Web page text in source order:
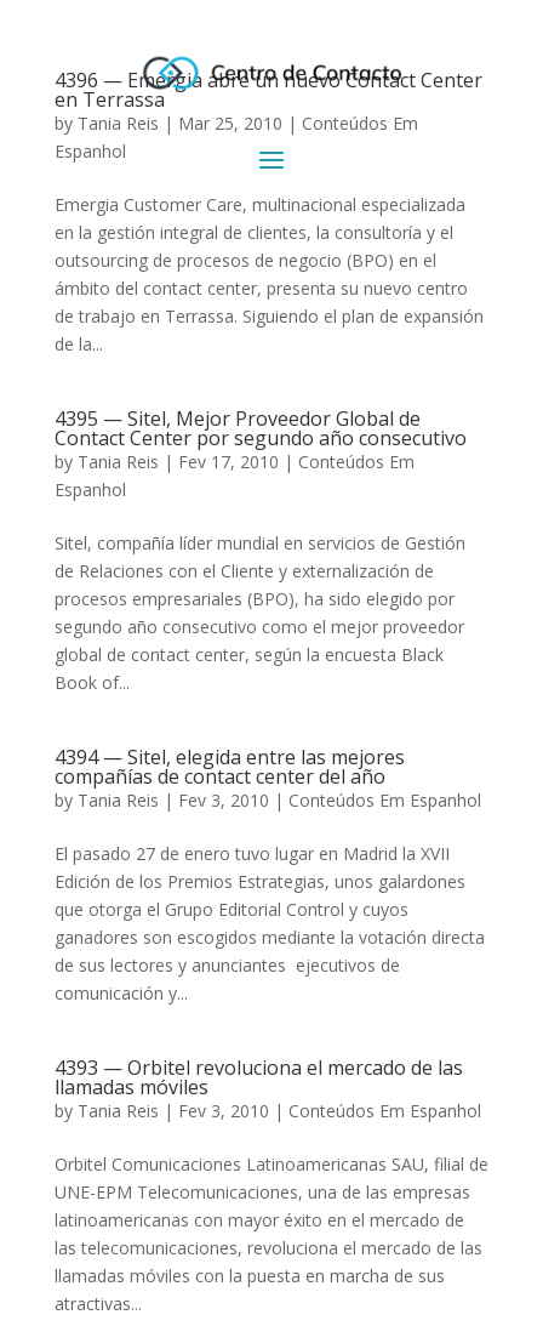
4396 — Emergia abre un nuevo Contact Center
en Terrassa
by Tania Reis | Mar 25, 2010 | Conteúdos Em
Espanhol
Emergia Customer Care, multinacional especializada
en la gestión integral de clientes, la consultoría y el
outsourcing de procesos de negocio (BPO) en el
ámbito del contact center, presenta su nuevo centro
de trabajo en Terrassa. Siguiendo el plan de expansión
de la...
4395 — Sitel, Mejor Proveedor Global de
Contact Center por segundo año consecutivo
by Tania Reis | Fev 17, 2010 | Conteúdos Em
Espanhol
Sitel, compañía líder mundial en servicios de Gestión
de Relaciones con el Cliente y externalización de
procesos empresariales (BPO), ha sido elegido por
segundo año consecutivo como el mejor proveedor
global de contact center, según la encuesta Black
Book of...
4394 — Sitel, elegida entre las mejores
compañías de contact center del año
by Tania Reis | Fev 3, 2010 | Conteúdos Em Espanhol
El pasado 27 de enero tuvo lugar en Madrid la XVII
Edición de los Premios Estrategias, unos galardones
que otorga el Grupo Editorial Control y cuyos
ganadores son escogidos mediante la votación directa
de sus lectores y anunciantes  ejecutivos de
comunicación y...
4393 — Orbitel revoluciona el mercado de las
llamadas móviles
by Tania Reis | Fev 3, 2010 | Conteúdos Em Espanhol
Orbitel Comunicaciones Latinoamericanas SAU, filial de
UNE-EPM Telecomunicaciones, una de las empresas
latinoamericanas con mayor éxito en el mercado de
las telecomunicaciones, revoluciona el mercado de las
llamadas móviles con la puesta en marcha de sus
atractivas...